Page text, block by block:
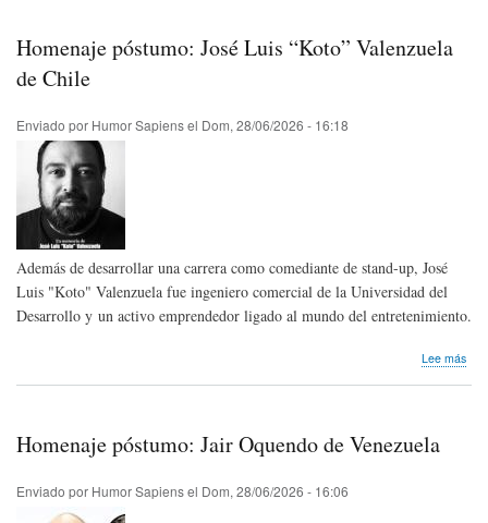
Homenaje póstumo: José Luis “Koto” Valenzuela
de Chile
Enviado por Humor Sapiensel Dom, 28/06/2026 - 16:18
Además de desarrollar una carrera como comediante de stand-up, José
Luis "Koto" Valenzuela fue ingeniero comercial de la Universidad del
Desarrollo y un activo emprendedor ligado al mundo del entretenimiento.
Lee más
Homenaje póstumo: Jair Oquendo de Venezuela
Enviado por Humor Sapiensel Dom, 28/06/2026 - 16:06